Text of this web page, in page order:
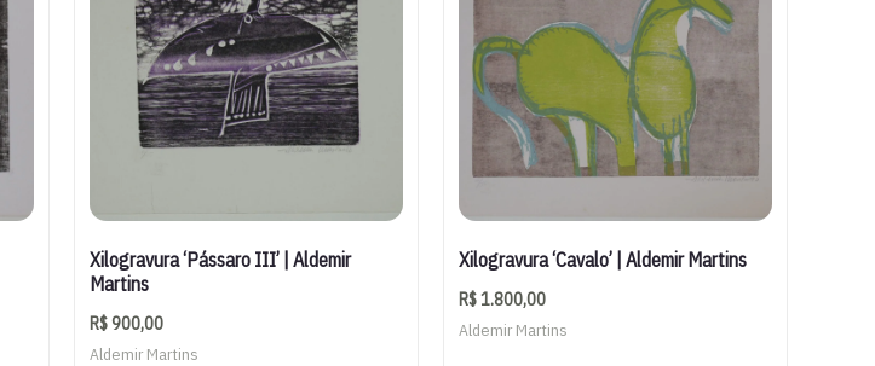
Xilogravura ‘Pássaro III’ | Aldemir
Martins
R$900,00
Aldemir Martins
Xilogravura ‘Cavalo’ | Aldemir Martins
R$1.800,00
Aldemir Martins